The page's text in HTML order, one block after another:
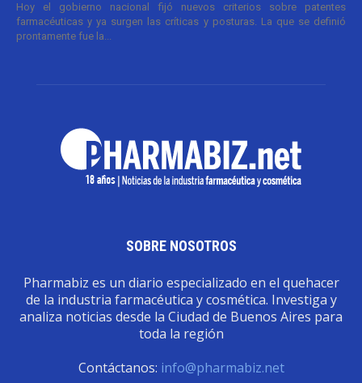
Hoy el gobierno nacional fijó nuevos criterios sobre patentes
farmacéuticas y ya surgen las críticas y posturas. La que se definió
prontamente fue la...
SOBRE NOSOTROS
Pharmabiz es un diario especializado en el quehacer
de la industria farmacéutica y cosmética. Investiga y
analiza noticias desde la Ciudad de Buenos Aires para
toda la región
Contáctanos: info@pharmabiz.net